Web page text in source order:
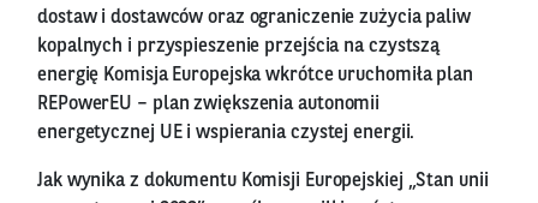
dostaw i dostawców oraz ograniczenie zużycia paliw
kopalnych i przyspieszenie przejścia na czystszą
energię Komisja Europejska wkrótce uruchomiła plan
REPowerEU – plan zwiększenia autonomii
energetycznej UE i wspierania czystej energii.
Jak wynika z dokumentu Komisji Europejskiej „Stan unii